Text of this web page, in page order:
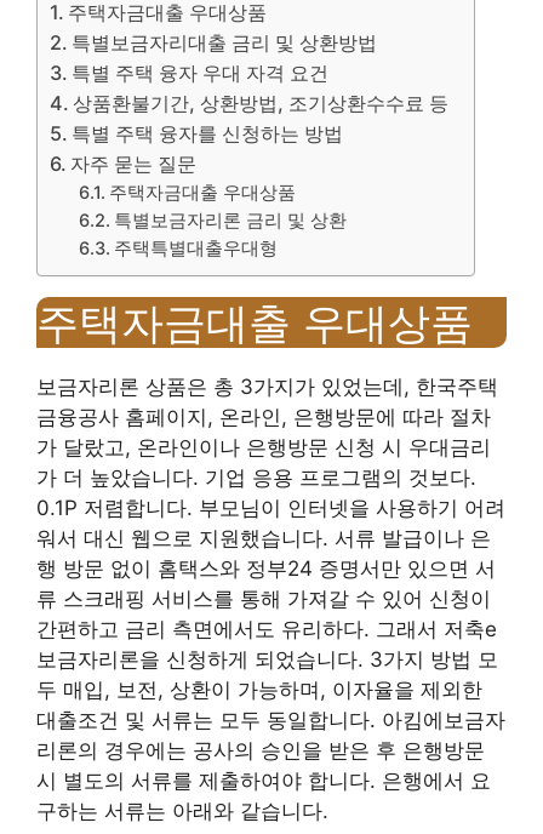
주택자금대출 우대상품
특별보금자리대출 금리 및 상환방법
특별 주택 융자 우대 자격 요건
상품환불기간, 상환방법, 조기상환수수료 등
특별 주택 융자를 신청하는 방법
자주 묻는 질문
주택자금대출 우대상품
특별보금자리론 금리 및 상환
주택특별대출우대형
주택자금대출 우대상품
보금자리론 상품은 총 3가지가 있었는데, 한국주택
금융공사 홈페이지, 온라인, 은행방문에 따라 절차
가 달랐고, 온라인이나 은행방문 신청 시 우대금리
가 더 높았습니다. 기업 응용 프로그램의 것보다.
0.1P 저렴합니다. 부모님이 인터넷을 사용하기 어려
워서 대신 웹으로 지원했습니다. 서류 발급이나 은
행 방문 없이 홈택스와 정부24 증명서만 있으면 서
류 스크래핑 서비스를 통해 가져갈 수 있어 신청이
간편하고 금리 측면에서도 유리하다. 그래서 저축e
보금자리론을 신청하게 되었습니다. 3가지 방법 모
두 매입, 보전, 상환이 가능하며, 이자율을 제외한
대출조건 및 서류는 모두 동일합니다. 아킴에보금자
리론의 경우에는 공사의 승인을 받은 후 은행방문
시 별도의 서류를 제출하여야 합니다. 은행에서 요
구하는 서류는 아래와 같습니다.